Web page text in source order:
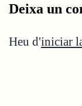
Deixa un
Heu d'iniciar